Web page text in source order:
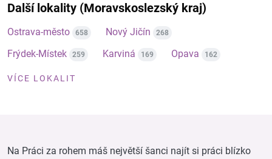
Další lokality (Moravskoslezský kraj)
Ostrava-město 658 Nový Jičín 268
Frýdek-Místek 259 Karviná 169 Opava 162
VÍCE LOKALIT
Na Práci za rohem máš největší šanci najít si práci blízko